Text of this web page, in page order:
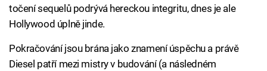
točení sequelů podrývá hereckou integritu, dnes je ale
Hollywood úplně jinde.
Pokračování jsou brána jako znamení úspěchu a právě
Diesel patří mezi mistry v budování (a následném